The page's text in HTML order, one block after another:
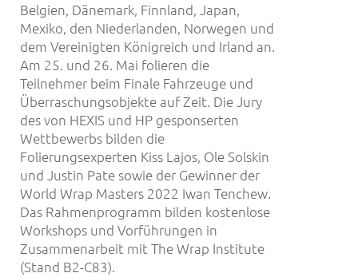
Belgien, Dänemark, Finnland, Japan,
Mexiko, den Niederlanden, Norwegen und
dem Vereinigten Königreich und Irland an.
Am 25. und 26. Mai folieren die
Teilnehmer beim Finale Fahrzeuge und
Überraschungsobjekte auf Zeit. Die Jury
des von HEXIS und HP gesponserten
Wettbewerbs bilden die
Folierungsexperten Kiss Lajos, Ole Solskin
und Justin Pate sowie der Gewinner der
World Wrap Masters 2022 Iwan Tenchew.
Das Rahmenprogramm bilden kostenlose
Workshops und Vorführungen in
Zusammenarbeit mit The Wrap Institute
(Stand B2-C83).